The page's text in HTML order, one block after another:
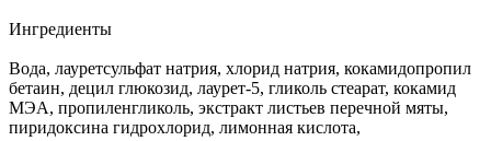
Ингредиенты
Вода, лауретсульфат натрия, хлорид натрия, кокамидопропил
бетаин, децил глюкозид, лаурет-5, гликоль стеарат, кокамид
МЭА, пропиленгликоль, экстракт листьев перечной мяты,
пиридоксина гидрохлорид, лимонная кислота,